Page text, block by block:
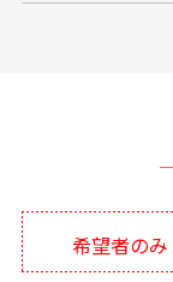
希望者のみ